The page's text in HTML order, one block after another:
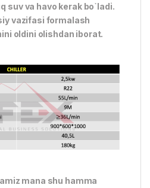
suv va havo kerak bo`ladi.
vazifasi formalash
oldini olishdan iborat.
mana shu hamma